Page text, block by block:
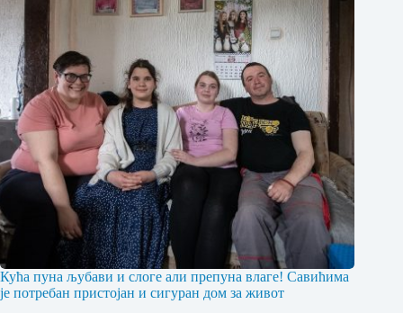
Кућа пуна љубави и слоге али препуна влаге! Савићима
је потребан пристојан и сигуран дом за живот